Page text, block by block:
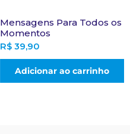
Mensagens Para Todos os
Momentos
R$ 39,90
Adicionar ao carrinho